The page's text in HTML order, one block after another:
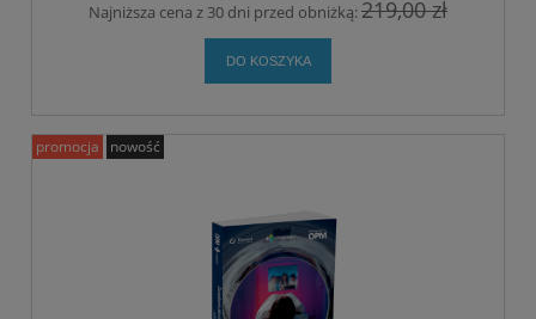
Najniższa cena z 30 dni przed obniżką:219,00 zł
DO KOSZYKA
promocja nowość